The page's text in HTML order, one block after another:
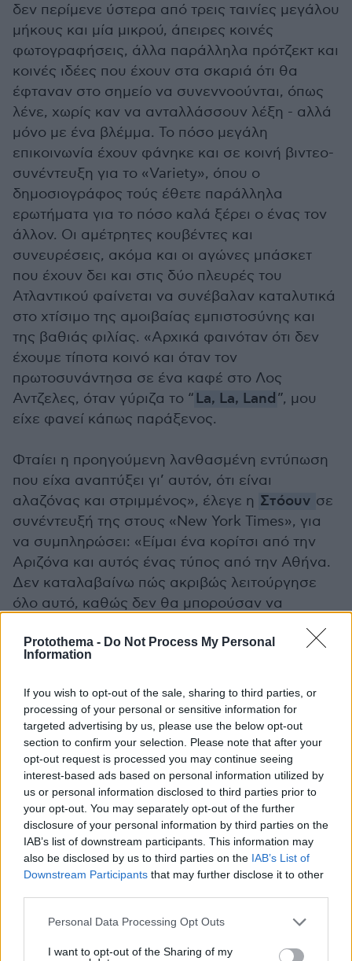
Protothema - Do Not Process My Personal
Information
If you wish to opt-out of the sale, sharing to third parties, or
processing of your personal or sensitive information for
targeted advertising by us, please use the below opt-out
section to confirm your selection. Please note that after your
opt-out request is processed you may continue seeing
interest-based ads based on personal information utilized by
us or personal information disclosed to third parties prior to
your opt-out. You may separately opt-out of the further
disclosure of your personal information by third parties on the
IAB’s list of downstream participants. This information may
also be disclosed by us to third parties on the IAB’s List of
Downstream Participants that may further disclose it to other
Please note that this website/app uses one or more Google
not limited to your visit or usage behaviour. You may click to
Personal Data Processing Opt Outs
I want to opt-out of the Sharing of my
δεν περίμενε ύστερα από τρεις ταινίες μεγάλου
μήκους και μία μικρού, άπειρες κοινές
φωτογραφήσεις, άλλα παράλληλα πρότζεκτ και
κοινές ιδέες που έχουν στα σκαριά ότι θα
έφταναν στο σημείο να συνεννοούνται, όπως
λένε, χωρίς καν να ανταλλάσσουν λέξη - αλλά
μόνο με ένα βλέμμα. Το πόσο μεγάλη
επικοινωνία έχουν φάνηκε και σε κοινή βιντεο-
συνέντευξη για το «Variety», όπου ο
δημοσιογράφος τούς έθετε παράλληλα
ερωτήματα για το πόσο καλά ξέρει ο ένας τον
άλλον. Οι αμέτρητες κουβέντες και
συνευρέσεις, ακόμα και οι αγώνες μπάσκετ
που έχουν δει και στις δύο πλευρές του
Ατλαντικού φαίνεται να συνέβαλαν καταλυτικά
στο χτίσιμο της αμοιβαίας εμπιστοσύνης και
της βαθιάς φιλίας. «Αρχικά φαινόταν ότι δεν
έχουμε τίποτα κοινό και όταν τον
πρωτοσυνάντησα σε ένα καφέ στο Λος
Αντζελες, όταν γύριζα το “La, La, Land”, μου
είχε φανεί κάπως παράξενος.
Φταίει η προηγούμενη λανθασμένη εντύπωση
που είχα αναπτύξει γι’ αυτόν, ότι είναι
αλαζόνας και στριμμένος», έλεγε η Στόουν σε
συνέντευξή της στους «New York Times», για
να συμπληρώσει: «Είμαι ένα κορίτσι από την
Αριζόνα και αυτός ένας τύπος από την Αθήνα.
Δεν καταλαβαίνω πώς ακριβώς λειτούργησε
όλο αυτό, καθώς δεν θα μπορούσαν να
αλλά είναι εκπληκτικό ό,τι συνέβη», η οποία
παραδέχεται ότι δυσκολεύτηκε να μπει στο
ελεύθερο πνεύμα ενός σκηνοθέτη που όχι
μόνο δεν την καταπίεσε, αλλά αρνιόταν να της
δώσει και ακριβείς κατευθύνσεις. «Είχα
τεράστια αγωνία όταν έφτασα για πρώτη φορά
στο πλατό της “Ευνοούμενης” για το τι με
περιμένει. Δεν είχα στα χέρια μου
ολοκληρωμένο σενάριο, ούτε είχα πάρει
κατευθύνσεις. Και αγχώθηκα ακόμα
περισσότερο όταν ρώτησα τον Γιώργο τι
ακριβώς πραγματεύεται η “Ευνοούμενη” και